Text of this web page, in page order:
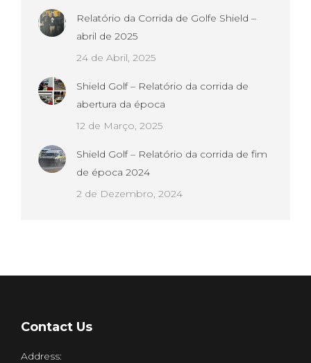
Relatório da Corrida de Golfe Shield –
abril de 2025
24 de Abril, 2025
Shield Golf – Relatório da corrida de
abertura da época
12 de Março, 2025
Shield Golf – Relatório da corrida de fim
de época 2024
2 de Dezembro, 2024
Contact Us
Address: